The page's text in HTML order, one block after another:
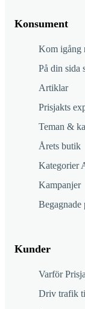
Konsument
Kom igång
På din sida
Artiklar
Prisjakts
Teman &
Årets butik
Kategorier
Kampanjer
Begagnade
Kunder
Varför
Driv trafik